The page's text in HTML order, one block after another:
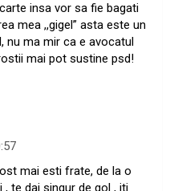
insa vor sa fie bagati
mea ,,gigel” asta este un
nu ma mir ca e avocatul
mai pot sustine psd!
mai esti frate, de la o
te dai singur de gol , iti